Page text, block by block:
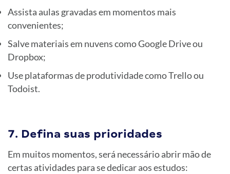
Assista aulas gravadas em momentos mais
convenientes;
Salve materiais em nuvens como Google Drive ou
Dropbox;
Use plataformas de produtividade como Trello ou
Todoist.
7. Defina suas prioridades
Em muitos momentos, será necessário abrir mão de
certas atividades para se dedicar aos estudos: